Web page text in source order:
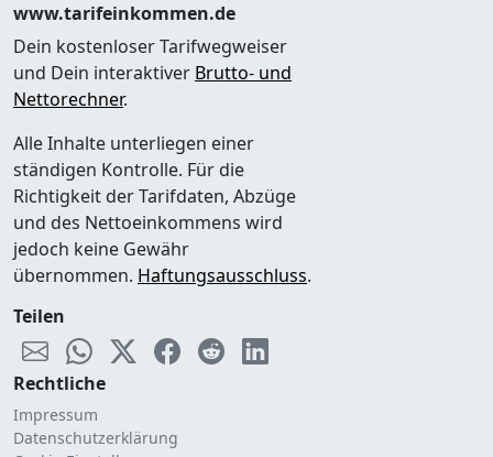
www.tarifeinkommen.de
Dein kostenloser Tarifwegweiser
und Dein interaktiver Brutto- und
Nettorechner.
Alle Inhalte unterliegen einer
ständigen Kontrolle. Für die
Richtigkeit der Tarifdaten, Abzüge
und des Nettoeinkommens wird
jedoch keine Gewähr
übernommen. Haftungsausschluss.
Teilen
Rechtliche
Impressum
Datenschutzerklärung